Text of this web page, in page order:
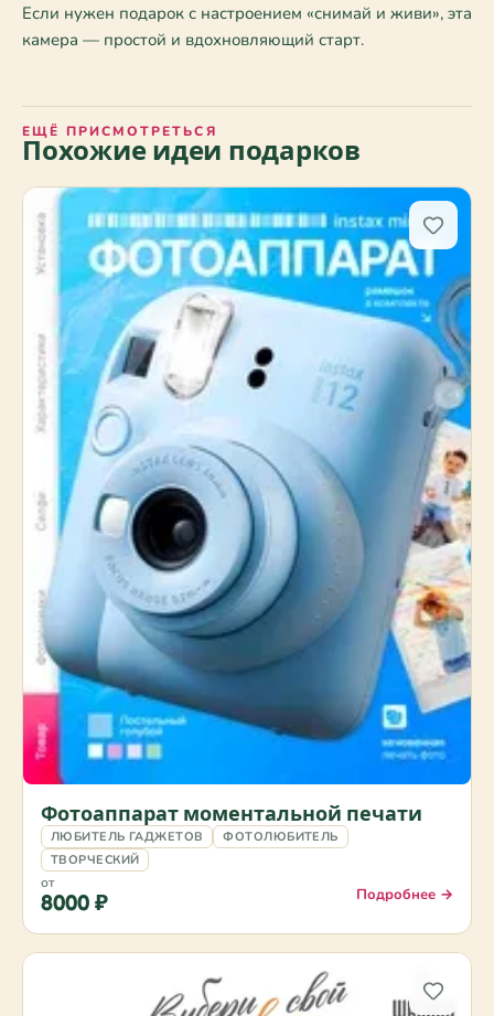
Если нужен подарок с настроением «снимай и живи», эта
камера — простой и вдохновляющий старт.
ЕЩЁ ПРИСМОТРЕТЬСЯ
Похожие идеи подарков
Фотоаппарат моментальной печати
ЛЮБИТЕЛЬ ГАДЖЕТОВ
ФОТОЛЮБИТЕЛЬ
ТВОРЧЕСКИЙ
от
8000 ₽ Подробнее →